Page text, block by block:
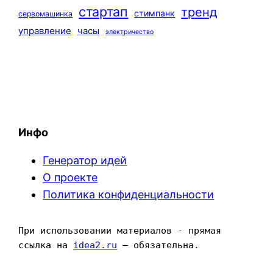
сервомашинка стартап стимпанк тренд
управление часы электричество
Инфо
Генератор идей
О проекте
Политика конфиденциальности
При использовании материалов - прямая
ссылка на idea2.ru — обязательна.